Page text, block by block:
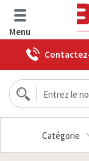
Menu
Catégorie